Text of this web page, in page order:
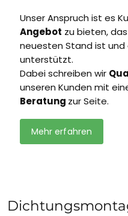
Unser Anspruch ist es
Angebot zu bieten,
neuesten Stand ist
unterstützt.
Dabei schreiben wir
unseren Kunden mit
Beratung zur Seite.
Mehr erfahren